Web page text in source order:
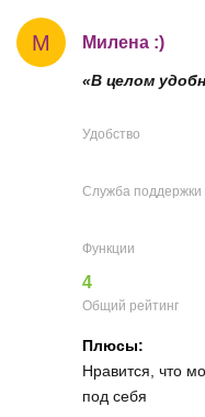
М Милена :)
«В целом
Удобство
Служба поддержки
Функции
4
Общий рейтинг
Плюсы:
Нравится, что
под себя